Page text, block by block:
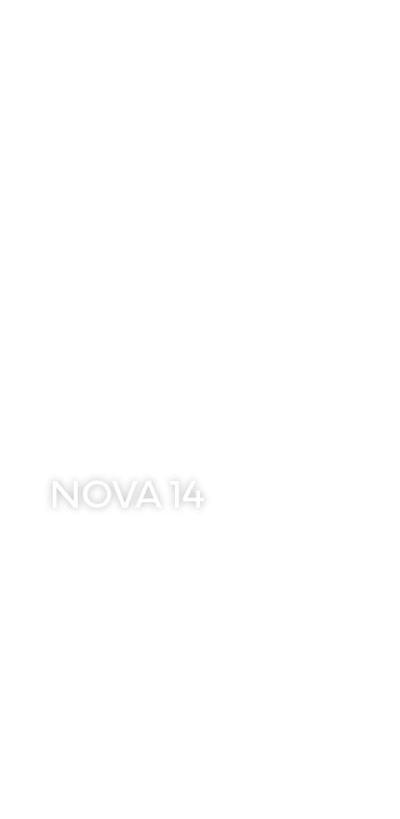
NOVA 14